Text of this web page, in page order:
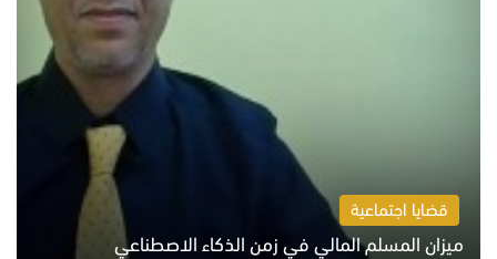
قضايا اجتماعية
ميزان المسلم المالي في زمن الذكاء الاصطناعي